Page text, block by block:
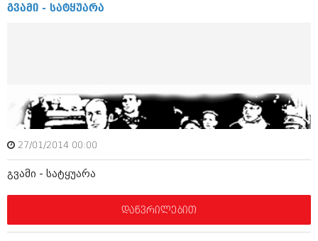
ოქტომბერი 2011 (754)
მარტი 2011 (654)
თებერვალი 2011 (329)
(157)
დეკემბერი 2010 (881)
ნოემბერი 2010 (422)
სექტემბერი 2010 (449)
ივლისი 2010 (556)
გვამი - სატყუარა
27/01/2014 00:00
გვამი - სატყუარა
დაწვრილებით